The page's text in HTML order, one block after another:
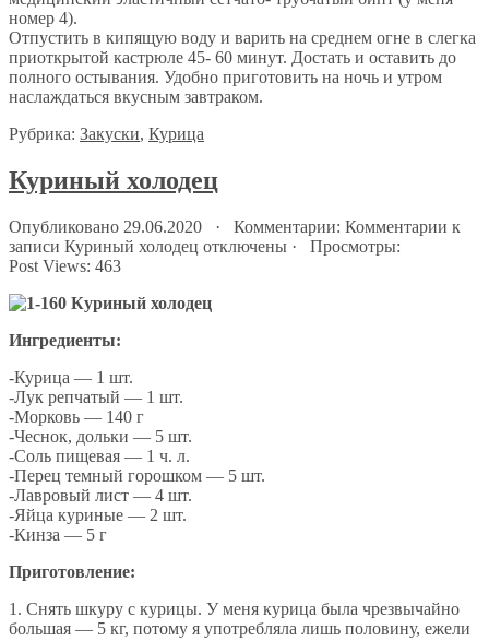
номер 4).
Отпустить в кипящую воду и варить на среднем огне в слегка
приоткрытой кастрюле 45- 60 минут. Достать и оставить до
полного остывания. Удобно приготовить на ночь и утром
наслаждаться вкусным завтраком.
Рубрика: Закуски, Курица
Куриный холодец
Опубликовано 29.06.2020 · Комментарии: Комментарии к
записи Куриный холодец отключены · Просмотры:
Post Views: 463
Ингредиенты:
-Курица — 1 шт.
-Лук репчатый — 1 шт.
-Морковь — 140 г
-Чеснок, дольки — 5 шт.
-Соль пищевая — 1 ч. л.
-Перец темный горошком — 5 шт.
-Лавровый лист — 4 шт.
-Яйца куриные — 2 шт.
-Кинза — 5 г
Приготовление:
1. Снять шкуру с курицы. У меня курица была чрезвычайно
большая — 5 кг, потому я употребляла лишь половину, ежели